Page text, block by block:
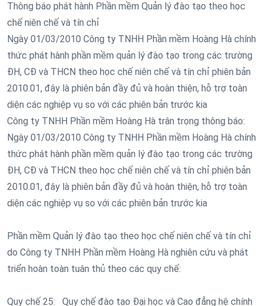
Thông báo phát hành Phần mềm Quản lý đào tạo theo học
chế niên chế và tín chỉ
Ngày 01/03/2010 Công ty TNHH Phần mềm Hoàng Hà chính
thức phát hành phần mềm quản lý đào tạo trong các trường
ĐH, CĐ và THCN theo học chế niên chế và tín chỉ phiên bản
2010.01, đây là phiên bản đầy đủ và hoàn thiện, hỗ trợ toàn
diện các nghiệp vụ so với các phiên bản trước kia
Công ty TNHH Phần mềm Hoàng Hà trân trọng thông báo:
Ngày 01/03/2010 Công ty TNHH Phần mềm Hoàng Hà chính
thức phát hành phần mềm quản lý đào tạo trong các trường
ĐH, CĐ và THCN theo học chế niên chế và tín chỉ phiên bản
2010.01, đây là phiên bản đầy đủ và hoàn thiện, hỗ trợ toàn
diện các nghiệp vụ so với các phiên bản trước kia
Phần mềm Quản lý đào tạo theo học chế niên chế và tín chỉ
do Công ty TNHH Phần mềm Hoàng Hà nghiên cứu và phát
triển hoàn toàn tuân thủ theo các quy chế:
Quy chế 25: Quy chế đào tạo Đại học và Cao đẳng hệ chính